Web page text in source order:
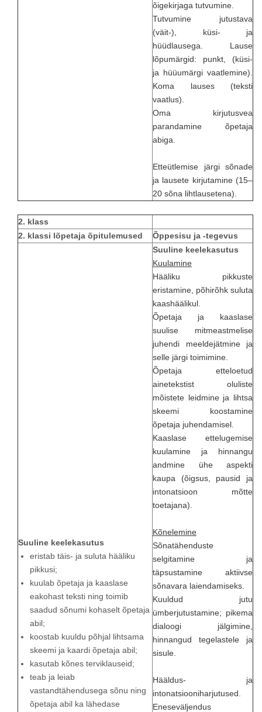
õigekirjaga tutvumine.
Tutvumine jutustava
(väit-), küsi- ja
hüüdlausega. Lause
lõpumärgid: punkt, (küsi-
ja hüüumärgi vaatlemine).
Koma lauses (teksti
vaatlus).
Oma kirjutusvea
parandamine õpetaja
abiga.
Etteütlemise järgi sõnade
ja lausete kirjutamine (15–
20 sõna lihtlausetena).
2. klass
2. klassi lõpetaja õpitulemused
Õppesisu ja -tegevus
Suuline keelekasutus
eristab täis- ja suluta hääliku
pikkusi;
kuulab õpetaja ja kaaslase
eakohast teksti ning toimib
saadud sõnumi kohaselt õpetaja
abil;
koostab kuuldu põhjal lihtsama
skeemi ja kaardi õpetaja abil;
kasutab kõnes terviklauseid;
teab ja leiab
vastandtähendusega sõnu ning
õpetaja abil ka lähedase
Suuline keelekasutus
Kuulamine
Hääliku pikkuste
eristamine, põhirõhk suluta
kaashäälikul.
Õpetaja ja kaaslase
suulise mitmeastmelise
juhendi meeldejätmine ja
selle järgi toimimine.
Õpetaja etteloetud
ainetekstist oluliste
mõistete leidmine ja lihtsa
skeemi koostamine
õpetaja juhendamisel.
Kaaslase ettelugemise
kuulamine ja hinnangu
andmine ühe aspekti
kaupa (õigsus, pausid ja
intonatsioon mõtte
toetajana).
Kõnelemine
Sõnatähenduste
selgitamine ja
täpsustamine aktiivse
sõnavara laiendamiseks.
Kuuldud jutu
ümberjutustamine; pikema
dialoogi jälgimine,
hinnangud tegelastele ja
sisule.
Hääldus- ja
intonatsiooniharjutused.
Eneseväljendus